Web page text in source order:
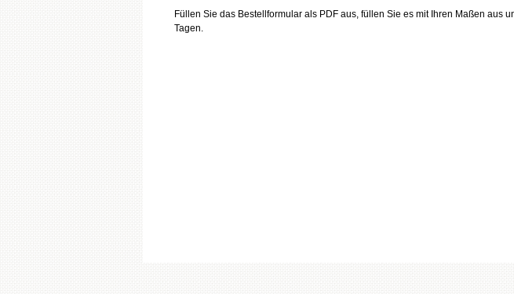
Füllen Sie das Bestellformular als PDF aus, füllen Sie es mit Ihren Maßen aus
Tagen.